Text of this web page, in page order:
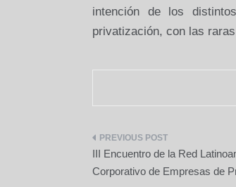
intención de los
privatización, con las
Navegación
de
III Encuentro de la Red
Corporativo de Empresas de